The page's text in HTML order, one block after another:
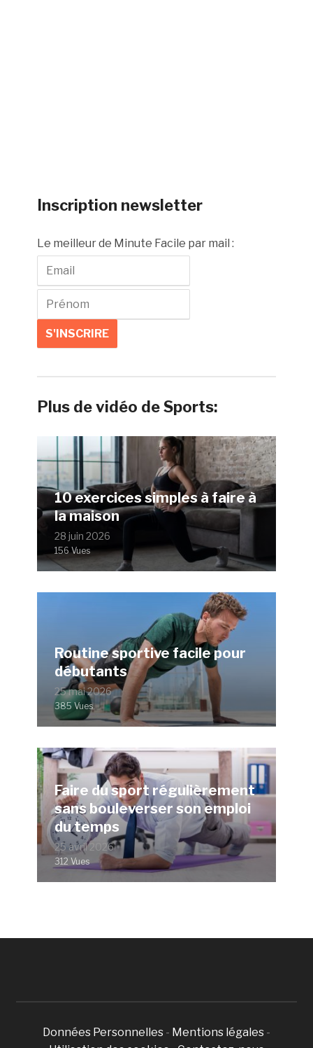
Inscription newsletter
Le meilleur de Minute Facile par mail :
Plus de vidéo de Sports:
10 exercices simples à faire à
la maison
28 juin 2026
156 Vues
Routine sportive facile pour
débutants
25 mai 2026
385 Vues
Faire du sport régulièrement
sans bouleverser son emploi
du temps
25 avril 2026
312 Vues
Données Personnelles - Mentions légales -